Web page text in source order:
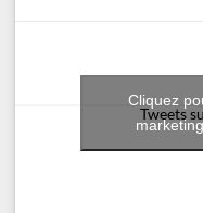
Tweets
Cliquez